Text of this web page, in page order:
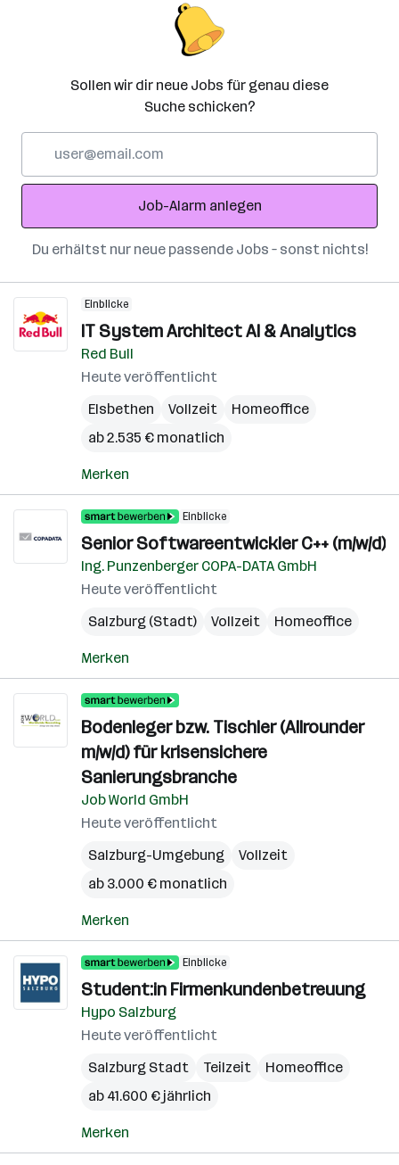
Sollen wir dir neue Jobs für genau diese
Suche schicken?
Adresse
Job-Alarm anlegen
Du erhältst nur neue passende Jobs – sonst nichts!
Einblicke
IT System Architect AI & Analytics
Red Bull
Heute veröffentlicht
Elsbethen
Vollzeit
Homeoffice
ab 2.535 € monatlich
Merken
Einblicke
Senior Softwareentwickler C++ (m/w/d)
Ing. Punzenberger COPA-DATA GmbH
Heute veröffentlicht
Salzburg (Stadt)
Vollzeit Homeoffice
Merken
Bodenleger bzw. Tischler (Allrounder
m/w/d) für krisensichere
Sanierungsbranche
Job World GmbH
Heute veröffentlicht
Salzburg-Umgebung
Vollzeit
ab 3.000 € monatlich
Merken
Einblicke
Student:in Firmenkundenbetreuung
Hypo Salzburg
Heute veröffentlicht
Salzburg Stadt
Teilzeit
Homeoffice
ab 41.600 € jährlich
Merken